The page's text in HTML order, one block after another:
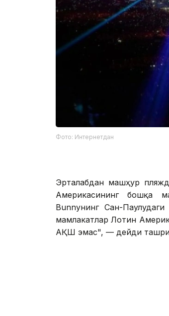
Фото: Интернетдан
Эрталабдан машҳур
Америкасининг бошқа
Bunnyнинг Сан-
мамлакатлар Лотин
АҚШ эмас", — дейди